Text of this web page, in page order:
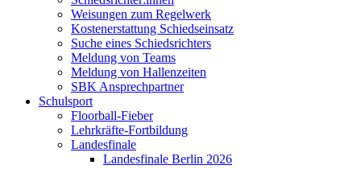
Weisungen zum Regelwerk
Kostenerstattung Schiedseinsatz
Suche eines Schiedsrichters
Meldung von Teams
Meldung von Hallenzeiten
SBK Ansprechpartner
Schulsport
Floorball-Fieber
Lehrkräfte-Fortbildung
Landesfinale
Landesfinale Berlin 2026